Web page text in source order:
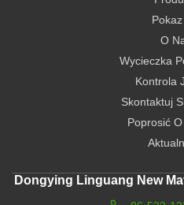
O
Wycieczka
Kontrola
Skontaktuj
Poprosić
Dongying Linguang New